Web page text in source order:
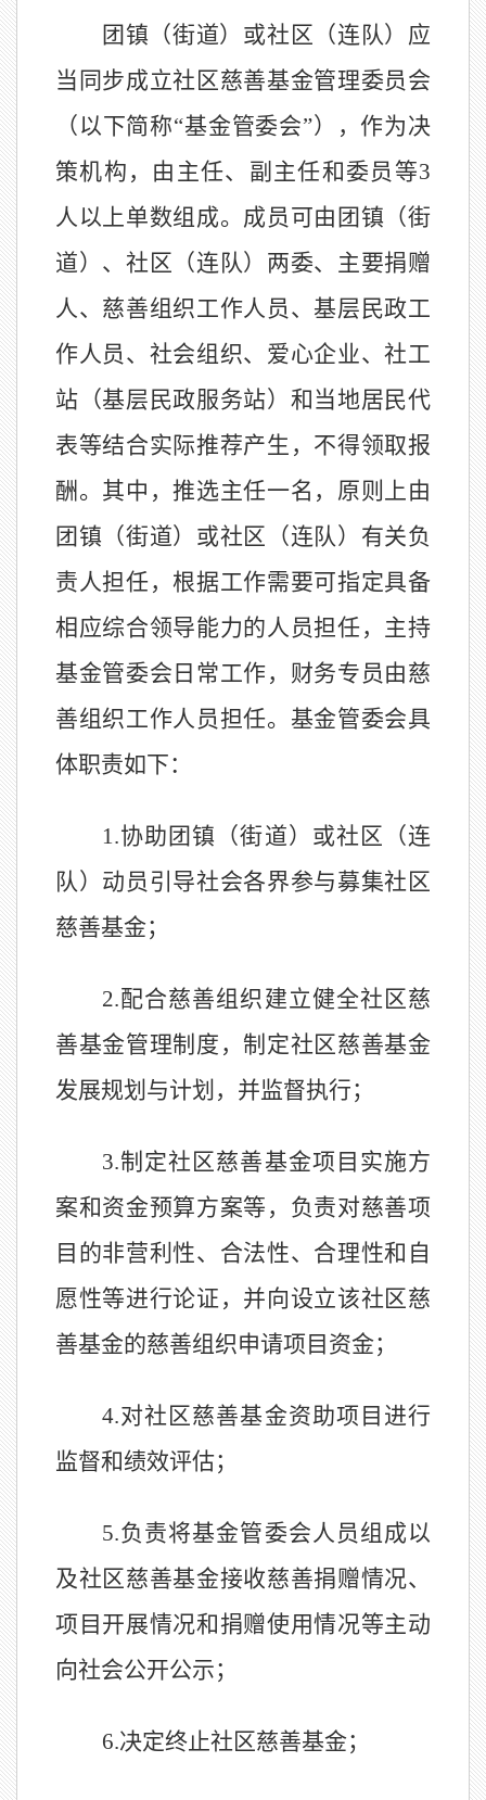
团 镇 （街道）或社区 （连队） 应
当同步成立社区慈善基金管理委员会
（以下简称“基金管委会”） ， 作为决
策机构，由主任、副主任和委员等3
人以上单数组成。成员可由 团镇 （街
道） 、社区 （连队） 两委、主要捐赠
人、慈善组织工作人员、基层民政工
作人员、 社会组织、爱心企业、社工
站 （基层民政服务站） 和当地居民代
表等结合实际推荐产生 ， 不得领取报
酬 。其中，推选主任一名，原则上 由
团 镇 （街道）或社区 （连队） 有关负
责人担任，根据工作需要可指定具备
相应综合领导能力的人员担任，主持
基金管委会日常工作， 财务专员由慈
善组织工作人员担任。基金管委会具
体职责如下：
1.协助 团 镇 （街道）或社区 （连
队） 动员引导社会各界参与募集社区
慈善基金；
2.配合慈善组织建立健全社区慈
善基金管理制度 ， 制定社区慈善基金
发展规划与计划 ，并监督执行；
3.制定社区慈善基金项目实施方
案和资金预算方案等，负责对慈善项
目的非营利性、合法性、合理性和自
愿性等进行论证，并向设立该社区慈
善基金的慈善组织申请项目资金；
4.对社区慈善基金资助项目进行
监督和绩效评估；
5.负责将基金管委会人员组成以
及社区慈善基金接收慈善捐赠情况、
项目开展情况和捐赠使用情况等主动
向社会公开公示；
6.决定终止社区慈善基金；